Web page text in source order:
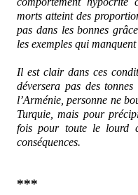
morts atteint des
pas dans les bonnes
les exemples qui
Il est clair dans ces
déversera pas des
l’Arménie, personne ne
Turquie, mais pour
fois pour toute le lourd
conséquences.
***